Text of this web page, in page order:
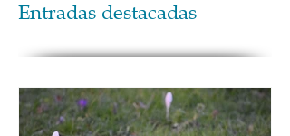
Entradas destacadas